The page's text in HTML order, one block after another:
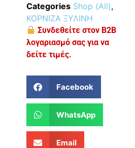
Categories Shop (All),
ΚΟΡΝΙΖΑ ΞΥΛΙΝΗ
Συνδεθείτε στον B2B
λογαριασμό σας για να
δείτε τιμές.
Facebook
WhatsApp
Email